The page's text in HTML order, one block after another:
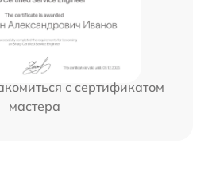
с сертификатом
мастера